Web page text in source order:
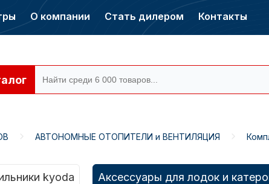
О компании Стать дилером Контакты
АВТОНОМНЫЕ ОТОПИТЕЛИ и ВЕНТИЛЯЦИЯ
kyoda Аксессуары для лодок и